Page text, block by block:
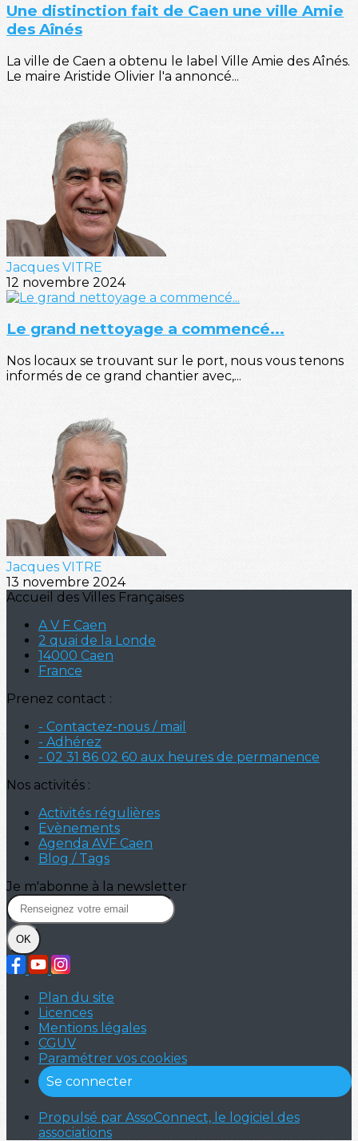
Une distinction fait de Caen une ville Amie
des Aînés
La ville de Caen a obtenu le label Ville Amie des Aînés.
Le maire Aristide Olivier l'a annoncé...
Jacques VITRE
12 novembre 2024
Le grand nettoyage a commencé...
Nos locaux se trouvant sur le port, nous vous tenons
informés de ce grand chantier avec,...
Jacques VITRE
13 novembre 2024
Accueil des Villes Françaises
A V F Caen
2 quai de la Londe
14000 Caen
France
Prenez contact :
- Contactez-nous / mail
- Adhérez
- 02 31 86 02 60 aux heures de permanence
Nos activités :
Activités régulières
Evènements
Agenda AVF Caen
Blog / Tags
Je m'abonne à la newsletter
OK
Plan du site
Licences
Mentions légales
CGUV
Paramétrer vos cookies
Se connecter
Propulsé par AssoConnect, le logiciel des
associations